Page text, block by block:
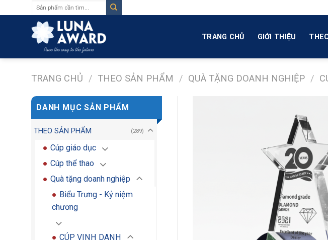
to
TRANG CHỦ GIỚI THIỆU
TRANG CHỦ / THEO SẢN PHẨM / QUÀ TẶNG DOANH NGHIỆP /
DANH MỤC SẢN PHẨM
THEO SẢN PHẨM (289)
Cúp giáo dục
Cúp thể thao
Quà tặng doanh nghiệp
Biểu Trưng - Kỷ niệm
chương
CÚP VINH DANH